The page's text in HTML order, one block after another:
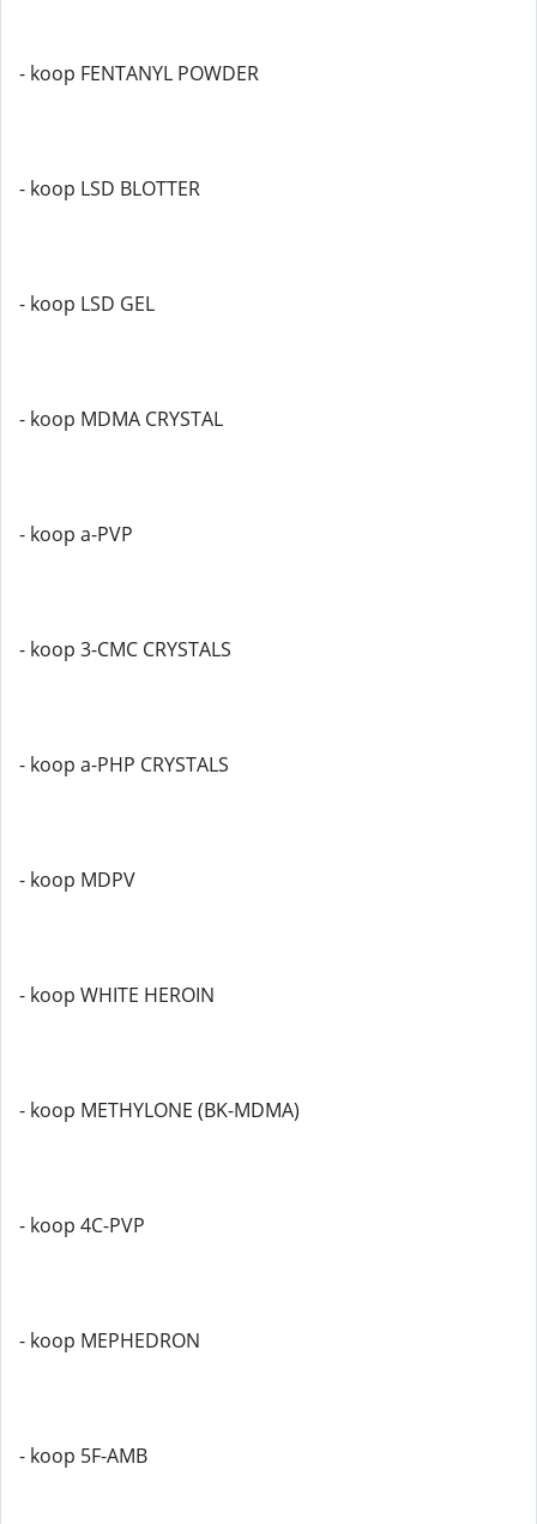
- koop FENTANYL POWDER
- koop LSD BLOTTER
- koop LSD GEL
- koop MDMA CRYSTAL
- koop a-PVP
- koop 3-CMC CRYSTALS
- koop a-PHP CRYSTALS
- koop MDPV
- koop WHITE HEROIN
- koop METHYLONE (BK-MDMA)
- koop 4C-PVP
- koop MEPHEDRON
- koop 5F-AMB